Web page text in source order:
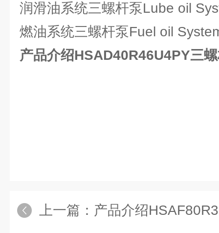
润滑油系统三螺杆泵Lube oil
燃油系统三螺杆泵Fuel oil
产品介绍HSAD40R46U4PY三
上一篇： 产品介绍